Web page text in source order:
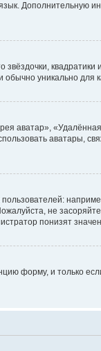
язык. Дополнительную
квадратики
уникально для
аватар»,
аватары,
не
понизят
форму, и только